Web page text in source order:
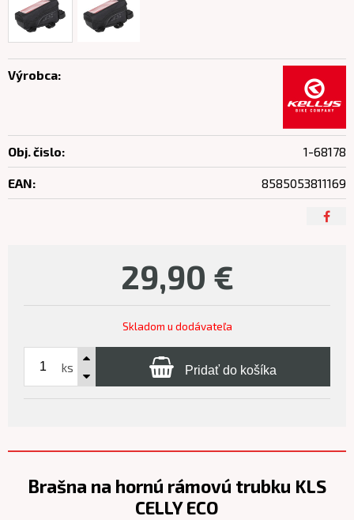
29,90 €
Skladom u dodávateľa
ks Pridať do košíka
Výrobca:
Obj. čislo: 1-68178
EAN: 8585053811169
Brašna na hornú rámovú trubku KLS
CELLY ECO